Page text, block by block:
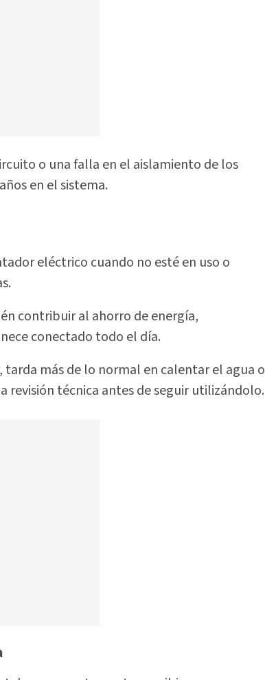
o una falla en el aislamiento de los
en el sistema.
eléctrico cuando no esté en uso o
contribuir al ahorro de energía,
conectado todo el día.
tarda más de lo normal en calentar el agua o
revisión técnica antes de seguir utilizándolo.